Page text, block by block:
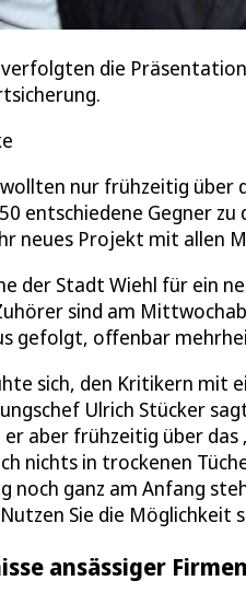
die
nur frühzeitig über
entschiedene Gegner
neues Projekt mit allen
der Stadt Wiehl für ein
sind am
gefolgt, offenbar
sich, den Kritikern mit
Ulrich Stücker
aber frühzeitig über
nichts in trockenen
noch ganz am Anfang
Sie die Möglichkeit
ansässiger Firmen